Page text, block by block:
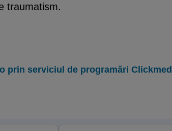
traumatism.
prin serviciul de programări Clickmed